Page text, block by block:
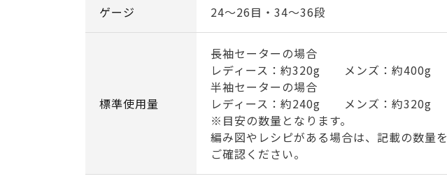
ゲージ 24～26目・34～36段
標準使用量
長袖セーターの場合
レディース：約320g メンズ：約400g
半袖セーターの場合
レディース：約240g メンズ：約320g
※目安の数量となります。
編み図やレシピがある場合は、記載の数量を
ご確認ください。